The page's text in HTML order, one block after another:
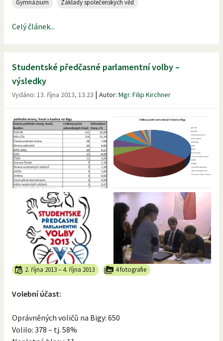
Gymnázium Základy společenských věd
Celý článek...
Studentské předčasné parlamentní volby –
výsledky
Vydáno: 13. října 2013, 13.23 | Autor: Mgr. Filip Kirchner
2. října 2013–4. října 2013 4 fotografie
Volební účast:
Oprávněných voličů na Bigy: 650
Volilo: 378 – tj. 58%